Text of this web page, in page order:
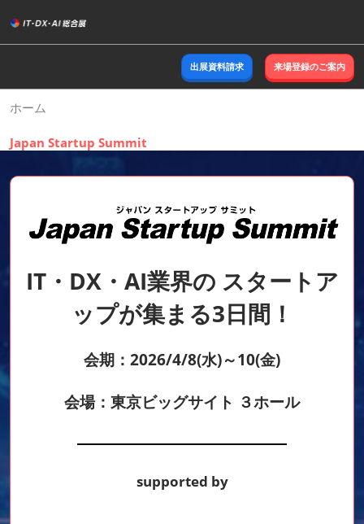
キ
ッ
し
て
む
出展資料請求 来場登録のご案内
ホーム
Japan Startup Summit
IT・DX・AI業界の スタートア
ップが集まる3日間！
会期：2026/4/8(水)～10(金)
会場：東京ビッグサイト ３ホール
supported by